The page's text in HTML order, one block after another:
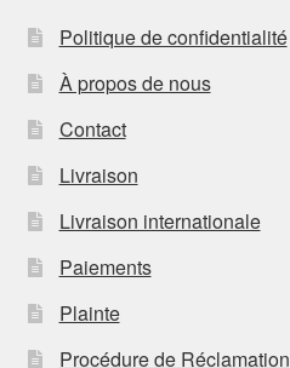
Politique de confidentialité
À propos de nous
Contact
Livraison
Livraison internationale
Paiements
Plainte
Procédure de Réclamation